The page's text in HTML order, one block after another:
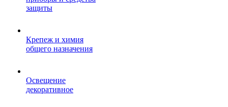
защиты
Крепеж и химия
общего назначения
Освещение
декоративное